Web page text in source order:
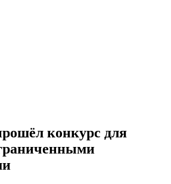
конкурс для